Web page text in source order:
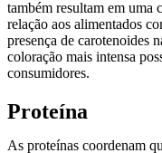
também resultam em uma
relação aos alimentados
presença de carotenoides
coloração mais intensa
consumidores.
Proteína
As proteínas coordenam